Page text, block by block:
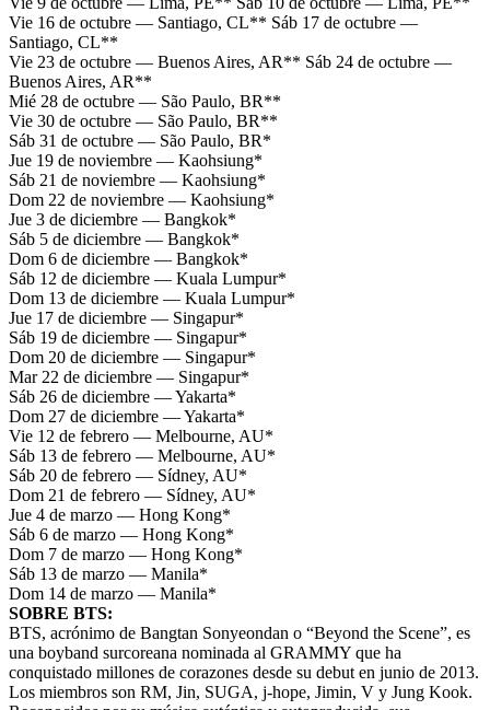
Vie 16 de octubre — Santiago, CL** Sáb 17 de octubre —
Santiago, CL**
Vie 23 de octubre — Buenos Aires, AR** Sáb 24 de octubre —
Buenos Aires, AR**
Mié 28 de octubre — São Paulo, BR**
Vie 30 de octubre — São Paulo, BR**
Sáb 31 de octubre — São Paulo, BR*
Jue 19 de noviembre — Kaohsiung*
Sáb 21 de noviembre — Kaohsiung*
Dom 22 de noviembre — Kaohsiung*
Jue 3 de diciembre — Bangkok*
Sáb 5 de diciembre — Bangkok*
Dom 6 de diciembre — Bangkok*
Sáb 12 de diciembre — Kuala Lumpur*
Dom 13 de diciembre — Kuala Lumpur*
Jue 17 de diciembre — Singapur*
Sáb 19 de diciembre — Singapur*
Dom 20 de diciembre — Singapur*
Mar 22 de diciembre — Singapur*
Sáb 26 de diciembre — Yakarta*
Dom 27 de diciembre — Yakarta*
Vie 12 de febrero — Melbourne, AU*
Sáb 13 de febrero — Melbourne, AU*
Sáb 20 de febrero — Sídney, AU*
Dom 21 de febrero — Sídney, AU*
Jue 4 de marzo — Hong Kong*
Sáb 6 de marzo — Hong Kong*
Dom 7 de marzo — Hong Kong*
Sáb 13 de marzo — Manila*
Dom 14 de marzo — Manila*
SOBRE BTS:
BTS, acrónimo de Bangtan Sonyeondan o “Beyond the Scene”, es
una boyband surcoreana nominada al GRAMMY que ha
conquistado millones de corazones desde su debut en junio de 2013.
Los miembros son RM, Jin, SUGA, j-hope, Jimin, V y Jung Kook.